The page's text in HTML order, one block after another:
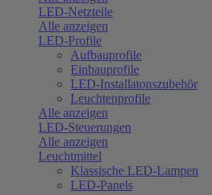
LED-Netzteile
Alle anzeigen
LED-Profile
Aufbauprofile
Einbauprofile
LED-Installatonszubehör
Leuchtenprofile
Alle anzeigen
LED-Steuerungen
Alle anzeigen
Leuchtmittel
Klassische LED-Lampen
LED-Panels